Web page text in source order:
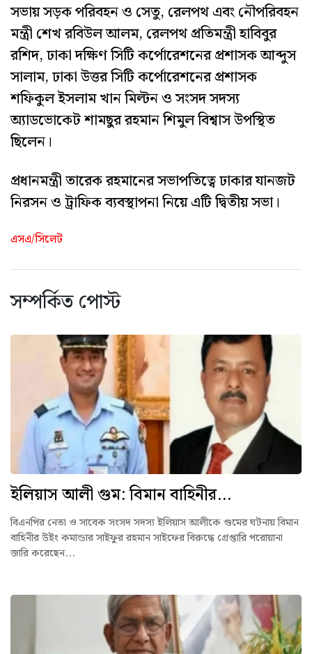
সভায় সড়ক পরিবহন ও সেতু, রেলপথ এবং নৌপরিবহন
মন্ত্রী শেখ রবিউল আলম, রেলপথ প্রতিমন্ত্রী হাবিবুর
রশিদ, ঢাকা দক্ষিণ সিটি কর্পোরেশনের প্রশাসক আব্দুস
সালাম, ঢাকা উত্তর সিটি কর্পোরেশনের প্রশাসক
শফিকুল ইসলাম খান মিল্টন ও সংসদ সদস্য
অ্যাডভোকেট শামছুর রহমান শিমুল বিশ্বাস উপস্থিত
ছিলেন।
প্রধানমন্ত্রী তারেক রহমানের সভাপতিত্বে ঢাকার যানজট
নিরসন ও ট্রাফিক ব্যবস্থাপনা নিয়ে এটি দ্বিতীয় সভা।
এসএ/সিলেট
সম্পর্কিত পোস্ট
ইলিয়াস আলী গুম: বিমান বাহিনীর...
বিএনপির নেতা ও সাবেক সংসদ সদস্য ইলিয়াস আলীকে গুমের ঘটনায় বিমান
বাহিনীর উইং কমান্ডার সাইফুর রহমান সাইফের বিরুদ্ধে গ্রেপ্তারি পরোয়ানা
জারি করেছেন...